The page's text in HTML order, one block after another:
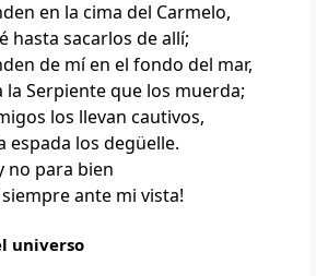
en la cima del Carmelo,
hasta sacarlos de allí;
de mí en el fondo del mar,
la Serpiente que los muerda;
los llevan cautivos,
espada los degüelle.
no para bien
ante mi vista!
universo